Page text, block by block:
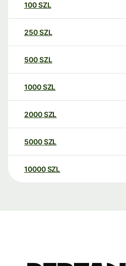
100SZL
250SZL
500SZL
1000SZL
2000SZL
5000SZL
10000 SZL